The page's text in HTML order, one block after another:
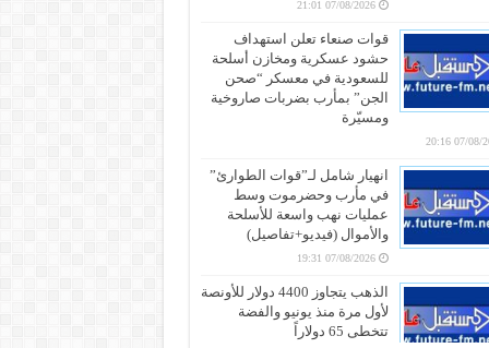
07/08/2026 21:01
قوات صنعاء تعلن استهداف
حشود عسكرية ومخازن أسلحة
للسعودية في معسكر “صحن
الجن” بمأرب بضربات صاروخية
ومسيّرة
07/08/2026
انهيار شامل لـ”قوات الطوارئ”
في مأرب وحضرموت وسط
عمليات نهب واسعة للأسلحة
والأموال (فيديو+تفاصيل)
07/08/2026 19:31
الذهب يتجاوز 4400 دولار للأونصة
لأول مرة منذ يونيو والفضة
تتخطى 65 دولاراً